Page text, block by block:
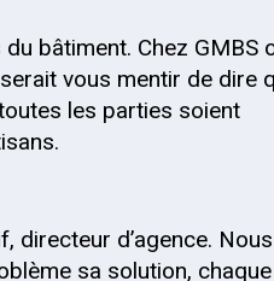
bâtiment. Chez GMBS
vous mentir de dire
les parties soient
directeur d’agence. Nous
sa solution, chaque